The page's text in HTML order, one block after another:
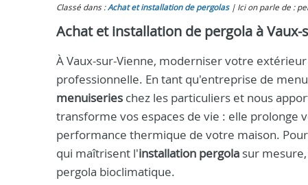
Classé dans :Achat et installation de pergolas Ici on parle de :
Achat et installation de pergola à
À Vaux-sur-Vienne, moderniser votre
professionnelle. En tant qu'entreprise de
menuiseries chez les particuliers et nous
transforme vos espaces de vie : elle prolonge
performance thermique de votre maison.
qui maîtrisent l'installation pergola sur
pergola bioclimatique.